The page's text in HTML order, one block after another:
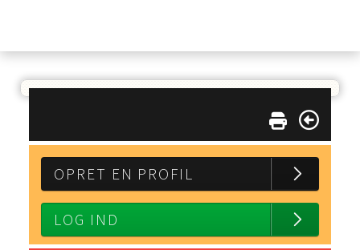
OPRET EN PROFIL
LOG IND